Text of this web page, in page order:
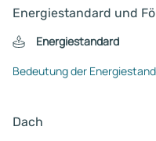
Energiestandard und
Energiestandard
Bedeutung der
Dach